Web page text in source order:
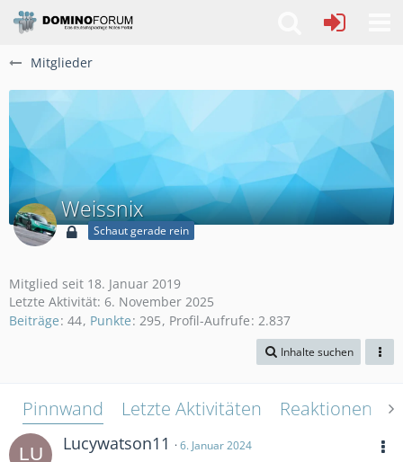
Mitglieder
Weissnix
Schaut gerade rein
Mitglied seit 18. Januar 2019
Letzte Aktivität: 6. November 2025
Beiträge 44 Punkte 295 Profil-Aufrufe 2.837
Inhalte suchen
Pinnwand Letzte Aktivitäten Reaktionen
Lucywatson11 6. Januar 2024